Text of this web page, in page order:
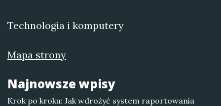
Technologia i komputery
Mapa strony
Najnowsze wpisy
Krok po kroku: Jak wdrożyć system raportowania